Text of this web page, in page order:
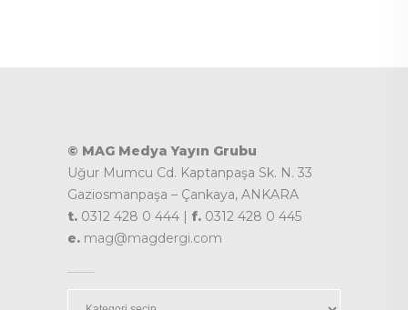
© MAG Medya Yayın Grubu
Uğur Mumcu Cd. Kaptanpaşa Sk. N. 33
Gaziosmanpaşa – Çankaya, ANKARA
t. 0312 428 0 444 | f. 0312 428 0 445
e. mag@magdergi.com